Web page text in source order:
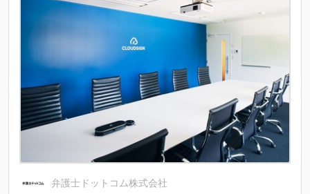
弁護士ドットコム株式会社